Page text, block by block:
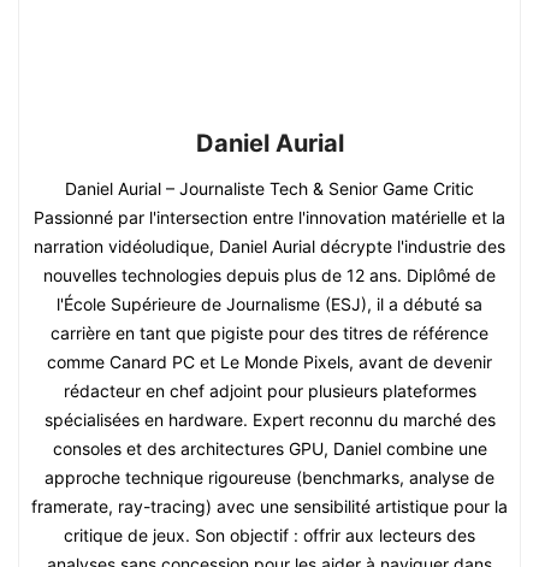
Daniel Aurial
Daniel Aurial – Journaliste Tech & Senior Game Critic
Passionné par l'intersection entre l'innovation matérielle et la
narration vidéoludique, Daniel Aurial décrypte l'industrie des
nouvelles technologies depuis plus de 12 ans. Diplômé de
l'École Supérieure de Journalisme (ESJ), il a débuté sa
carrière en tant que pigiste pour des titres de référence
comme Canard PC et Le Monde Pixels, avant de devenir
rédacteur en chef adjoint pour plusieurs plateformes
spécialisées en hardware. Expert reconnu du marché des
consoles et des architectures GPU, Daniel combine une
approche technique rigoureuse (benchmarks, analyse de
framerate, ray-tracing) avec une sensibilité artistique pour la
critique de jeux. Son objectif : offrir aux lecteurs des